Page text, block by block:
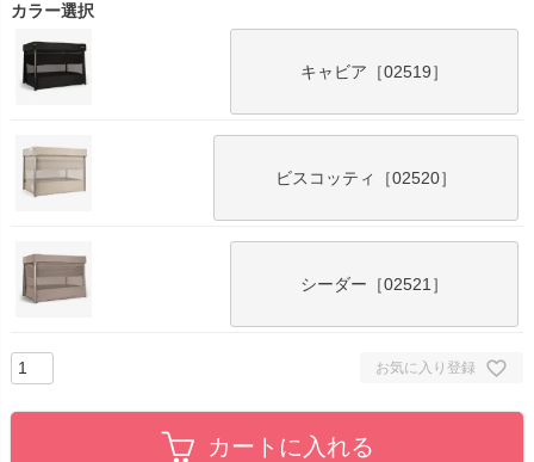
カラー選択
キャビア［02519］
ビスコッティ［02520］
シーダー［02521］
お気に入り登録
カートに入れる